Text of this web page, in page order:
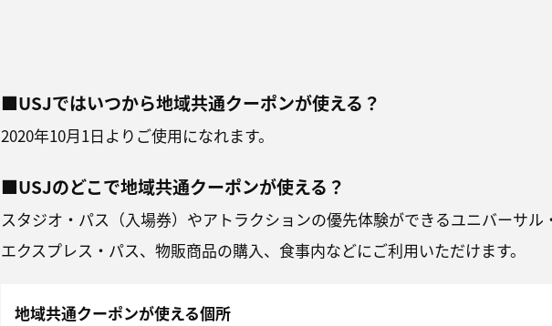
■USJではいつから地域共通クーポンが使える？
2020年10月1日よりご使用になれます。
■USJのどこで地域共通クーポンが使える？
スタジオ・パス（入場券）やアトラクションの優先体験ができるユニバーサル
エクスプレス・パス、物販商品の購入、食事内などにご利用いただけます。
地域共通クーポンが使える個所